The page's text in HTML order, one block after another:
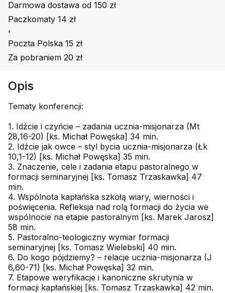
Darmowa dostawa od 150 zł
Paczkomaty 14 zł
'
Poczta Polska 15 zł
Za pobraniem 20 zł
Opis
Tematy konferencji:
1. Idźcie i czyńcie – zadania ucznia-misjonarza (Mt
28,16-20) [ks. Michał Powęska] 34 min.
2. Idźcie jak owce – styl bycia ucznia-misjonarza (Łk
10,1-12) [ks. Michał Powęska] 35 min.
3. Znaczenie, cele i zadania etapu pastoralnego w
formacji seminaryjnej [ks. Tomasz Trzaskawka] 47
min.
4. Wspólnota kapłańska szkołą wiary, wierności i
poświęcenia. Refleksja nad rolą formacji do życia we
wspólnocie na etapie pastoralnym [ks. Marek Jarosz]
58 min.
5. Pastoralno-teologiczny wymiar formacji
seminaryjnej [ks. Tomasz Wielebski] 40 min.
6. Do kogo pójdziemy? – relacje ucznia-misjonarza (J
6,60-71) [ks. Michał Powęska] 32 min.
7. Etapowe weryfikacje i kanoniczne skrutynia w
formacji kapłańskiej [ks. Tomasz Trzaskawka] 42 min.